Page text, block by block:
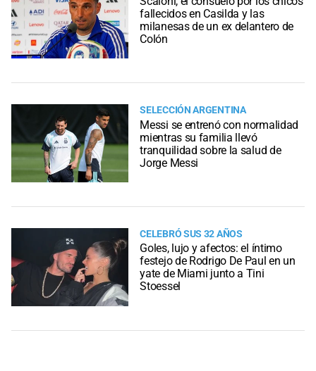
fallecidos en Casilda y las
milanesas de un ex delantero de
Colón
SELECCIÓN ARGENTINA
Messi se entrenó con normalidad
mientras su familia llevó
tranquilidad sobre la salud de
Jorge Messi
CELEBRÓ SUS 32 AÑOS
Goles, lujo y afectos: el íntimo
festejo de Rodrigo De Paul en un
yate de Miami junto a Tini
Stoessel